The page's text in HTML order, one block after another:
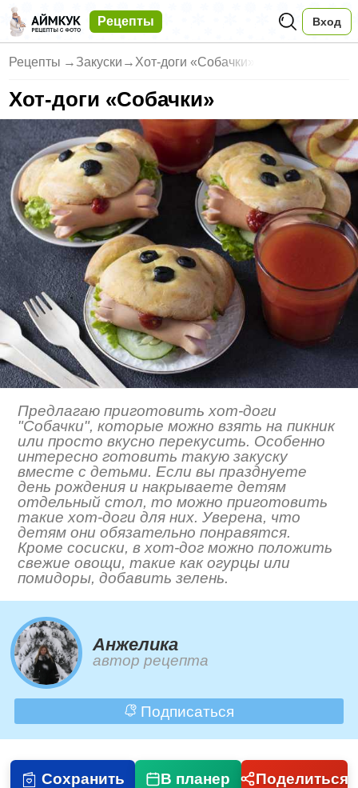
Рецепты Вход
Рецепты → Закуски → Хот-доги «Собачки»
Хот-доги «Собачки»
Предлагаю приготовить хот-доги
"Собачки", которые можно взять на пикник
или просто вкусно перекусить. Особенно
интересно готовить такую закуску
вместе с детьми. Если вы празднуете
день рождения и накрываете детям
отдельный стол, то можно приготовить
такие хот-доги для них. Уверена, что
детям они обязательно понравятся.
Кроме сосиски, в хот-дог можно положить
свежие овощи, такие как огурцы или
помидоры, добавить зелень.
Анжелика
автор рецепта
Подписаться
Сохранить В планер Поделиться